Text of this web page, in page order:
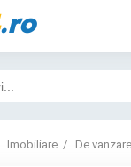
.ro
Imobiliare De vanzare